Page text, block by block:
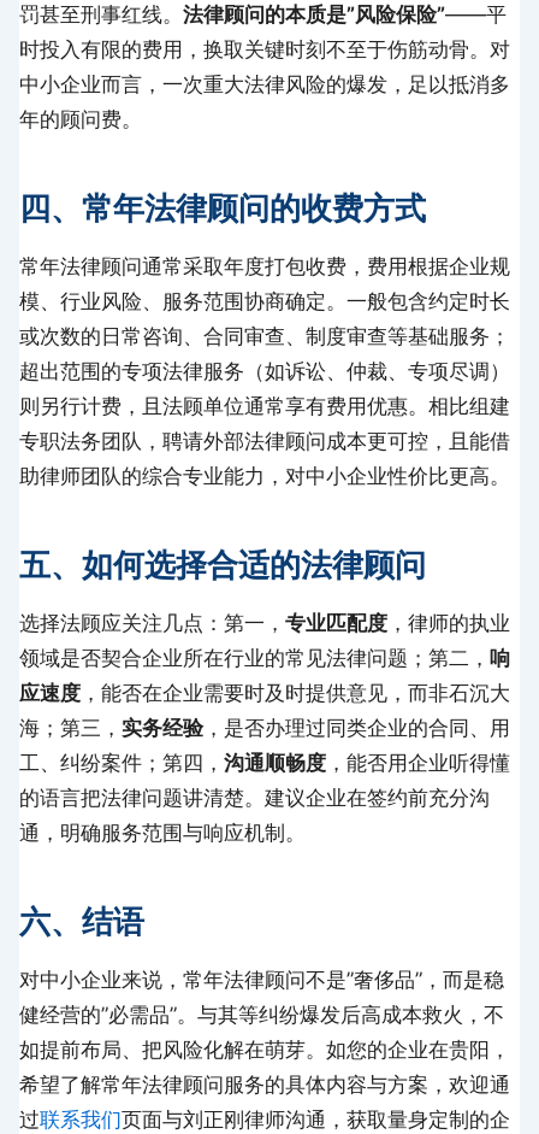
罚甚至刑事红线。 法律顾问的本质是”风险保险”——平
时投入有限的费用，换取关键时刻不至于伤筋动骨。对
中小企业而言，一次重大法律风险的爆发，足以抵消多
年的顾问费。
四、常年法律顾问的收费方式
常年法律顾问通常采取年度打包收费，费用根据企业规
模、行业风险、服务范围协商确定。一般包含约定时长
或次数的日常咨询、合同审查、制度审查等基础服务；
超出范围的专项法律服务（如诉讼、仲裁、专项尽调）
则另行计费，且法顾单位通常享有费用优惠。相比组建
专职法务团队，聘请外部法律顾问成本更可控，且能借
助律师团队的综合专业能力，对中小企业性价比更高。
五、如何选择合适的法律顾问
选择法顾应关注几点：第一， 专业匹配度 ，律师的执业
领域是否契合企业所在行业的常见法律问题；第二， 响
应速度 ，能否在企业需要时及时提供意见，而非石沉大
海；第三， 实务经验，是否办理过同类企业的合同、用
工、纠纷案件；第四， 沟通顺畅度 ，能否用企业听得懂
的语言把法律问题讲清楚。建议企业在签约前充分沟
通，明确服务范围与响应机制。
六、结语
对中小企业来说，常年法律顾问不是”奢侈品”，而是稳
健经营的”必需品”。与其等纠纷爆发后高成本救火，不
如提前布局、把风险化解在萌芽。如您的企业在贵阳，
希望了解常年法律顾问服务的具体内容与方案，欢迎通
过联系我们页面与刘正刚律师沟通，获取量身定制的企